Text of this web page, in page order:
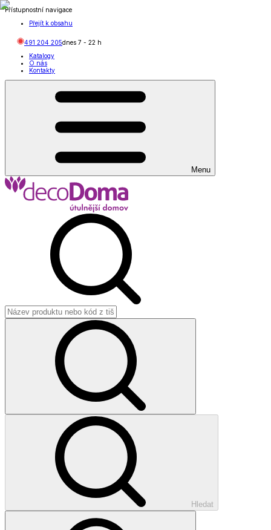
Přístupnostní navigace
Přejít k obsahu
491 204 205dnes 7 - 22 h
Katalogy
O nás
Kontakty
Menu
Hledat